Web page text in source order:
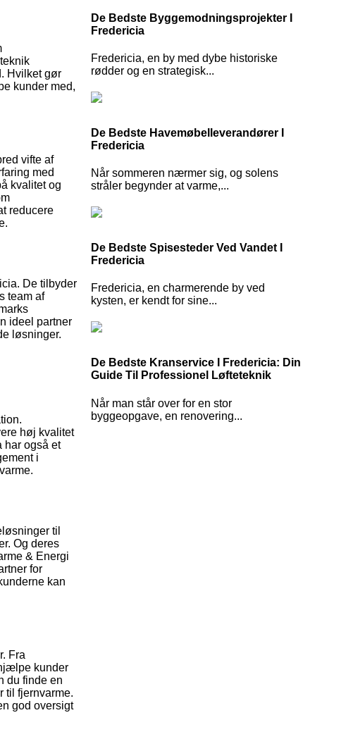
Hvilket gør
kunder med,
vifte af
med
kvalitet og
reducere
De tilbyder
team af
ideel partner
løsninger.
høj kvalitet
har også et
i
til
Og deres
& Energi
for
kan
Fra
kunder
du finde en
til fjernvarme.
god oversigt
De Bedste Byggemodningsprojekter I
Fredericia
Fredericia, en by med dybe historiske
rødder og en strategisk...
De Bedste Havemøbelleverandører I
Fredericia
Når sommeren nærmer sig, og solens
stråler begynder at varme,...
De Bedste Spisesteder Ved Vandet I
Fredericia
Fredericia, en charmerende by ved
kysten, er kendt for sine...
De Bedste Kranservice I Fredericia: Din
Guide Til Professionel Løfteteknik
Når man står over for en stor
byggeopgave, en renovering...